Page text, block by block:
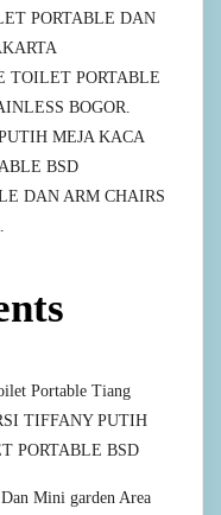
PORTABLE DAN
TOILET PORTABLE
BOGOR.
MEJA KACA
BSD
DAN ARM CHAIRS
Portable Tiang
TIFFANY PUTIH
PORTABLE BSD
Mini garden Area